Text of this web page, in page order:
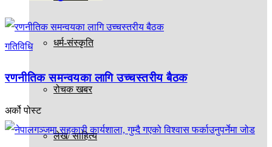
धर्म-संस्कृति
रोचक खबर
लेख/ साहित्य
गतिविधि
रणनीतिक समन्वयका लागि उच्चस्तरीय बैठक
अर्को पोस्ट